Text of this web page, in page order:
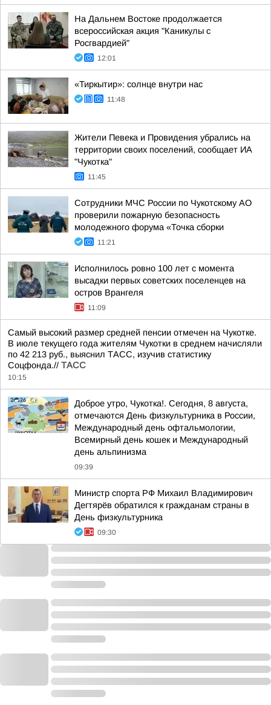
На Дальнем Востоке продолжается
всероссийская акция "Каникулы с
Росгвардией"
12:01
«Тиркытир»: солнце внутри нас
11:48
Жители Певека и Провидения убрались на
территории своих поселений, сообщает ИА
"Чукотка"
11:45
Сотрудники МЧС России по Чукотскому АО
проверили пожарную безопасность
молодежного форума «Точка сборки
11:21
Исполнилось ровно 100 лет с момента
высадки первых советских поселенцев на
остров Врангеля
11:09
Самый высокий размер средней пенсии отмечен на Чукотке.
В июле текущего года жителям Чукотки в среднем начисляли
по 42 213 руб., выяснил ТАСС, изучив статистику
Соцфонда.// ТАСС
10:15
Доброе утро, Чукотка!. Сегодня, 8 августа,
отмечаются День физкультурника в России,
Международный день офтальмологии,
Всемирный день кошек и Международный
день альпинизма
09:39
Министр спорта РФ Михаил Владимирович
Дегтярёв обратился к гражданам страны в
День физкультурника
09:30